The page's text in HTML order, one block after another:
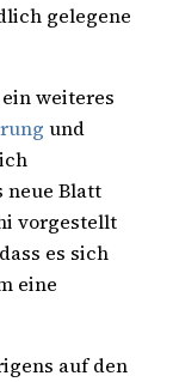
gelegene
weiteres
und
neue Blatt
vorgestellt
es sich
eine
auf den